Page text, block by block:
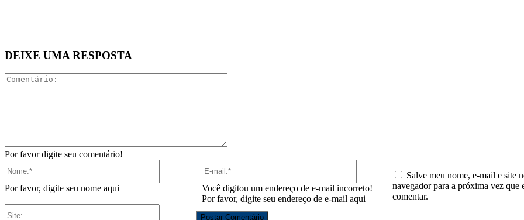
DEIXE UMA RESPOSTA
Por favor digite seu comentário!
Por favor, digite seu nome aqui
Você digitou um endereço de e-mail incorreto!
Por favor, digite seu endereço de e-mail aqui
Salve meu nome, e-mail e site
navegador para a próxima vez que
comentar.